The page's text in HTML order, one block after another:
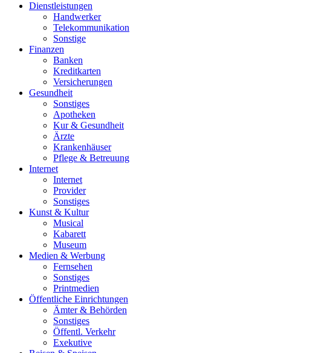
Dienstleistungen
Handwerker
Telekommunikation
Sonstige
Finanzen
Banken
Kreditkarten
Versicherungen
Gesundheit
Sonstiges
Apotheken
Kur & Gesundheit
Ärzte
Krankenhäuser
Pflege & Betreuung
Internet
Internet
Provider
Sonstiges
Kunst & Kultur
Musical
Kabarett
Museum
Medien & Werbung
Fernsehen
Sonstiges
Printmedien
Öffentliche Einrichtungen
Ämter & Behörden
Sonstiges
Öffentl. Verkehr
Exekutive